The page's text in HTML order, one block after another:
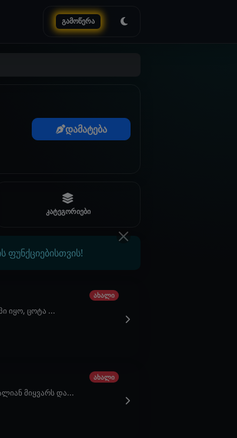
გამოწერა
დამატება
კატეგორიები
ახალი
იყო, ცოტა ...
ახალი
მიყვარს და...